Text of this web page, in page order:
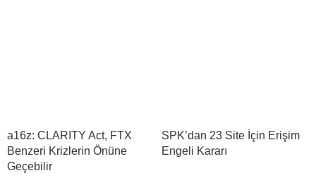
a16z: CLARITY Act, FTX
Benzeri Krizlerin Önüne
Geçebilir
SPK’dan 23 Site İçin Erişim
Engeli Kararı